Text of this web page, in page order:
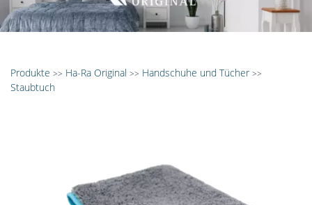
Produkte >> Ha-Ra Original >> Handschuhe und Tücher >>
Staubtuch